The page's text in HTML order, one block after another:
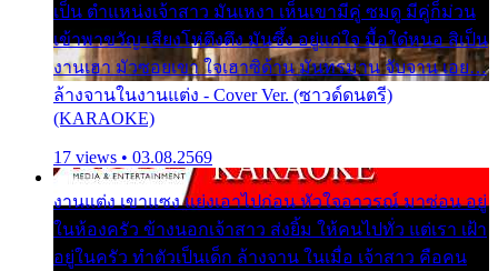
เป็น ตำแหน่งเจ้าสาว มันเหงา เห็นเขามีคู่ ซมดู มีคู่ก็ม่วน
เข้าพาขวัญ เสียงโห่ตึงตึง มันซึ้ง อยู่แก่ใจ มื้อใด๋หนอ สิเป็น
งานเฮา มัวซอยเขา ใจเฮาซิด้าน มันทรมาน จับจาน เอย…
ล้างจานในงานแต่ง - Cover Ver. (ซาวด์ดนตรี)
(KARAOKE)
17 views • 03.08.2569
งานแต่ง เขาแซง แย่งเอาไปก่อน หัวใจอาวรณ์ มาซ่อน อยู่
ในห้องครัว ข้างนอกเจ้าสาว ส่งยิ้ม ให้คนไปทั่ว แต่เรา เฝ้า
อยู่ในครัว ทำตัวเป็นเด็ก ล้างจาน ในเมื่อ เจ้าสาว คือคน